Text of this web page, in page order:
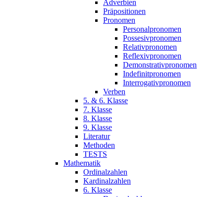
Adverbien
Präpositionen
Pronomen
Personalpronomen
Possesivpronomen
Relativpronomen
Reflexivpronomen
Demonstrativpronomen
Indefinitpronomen
Interrogativpronomen
Verben
5. & 6. Klasse
7. Klasse
8. Klasse
9. Klasse
Literatur
Methoden
TESTS
Mathematik
Ordinalzahlen
Kardinalzahlen
6. Klasse